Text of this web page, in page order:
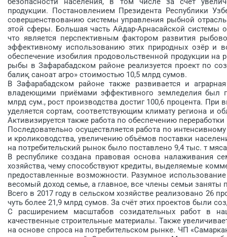
продукции. Постановлением Президента Республики
совершенствованию системы управления рыбной
этой сферы. Большая часть Айдар-Арнасайской системы
что является перспективным фактором развития
эффективному использованию этих природных озёр и
обеспечение изобилия продовольственной продукции на
рыбы в Зафарабадском районе реализуется проект по
балиқ саноат агро» стоимостью 10,5 млрд сумов.
В Зафарабадском районе также развивается и
владеющими приёмами эффективного земледелия был
млрд сум., рост производства достиг 100,6 процента.
уделяется сор­там, соответствующим климату региона и
Активизируется также работа по обеспечению
Последовательно осуществляется работа по
и кролиководства, увеличению объёмов поставки
на потребительский рынок было поставлено 9,4 тыс. т
В республике создана правовая основа налаживания
хозяйства, чему способствуют кредиты, выделяемые
предоставленные возможности. Разумное
весомый доход семье, а главное, все члены семьи заняты
Всего в 2017 году в сельском хозяйстве реализовано 26
чуть более 21,9 млрд сумов. За счёт этих проектов были
С расширением масштабов созидательных работ в
качественные строительные материалы. Также
на основе спроса на потребительском рынке. ЧП